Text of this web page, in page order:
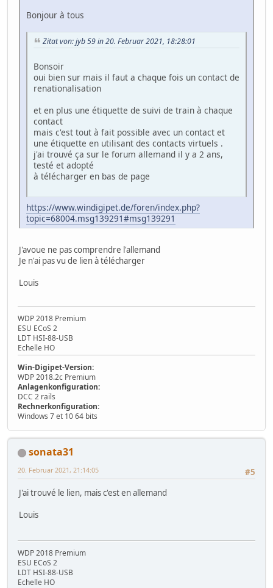
Bonjour à tous
Zitat von: jyb 59 in 20. Februar 2021, 18:28:01
Bonsoir
oui bien sur mais il faut a chaque fois un contact de
renationalisation
et en plus une étiquette de suivi de train à chaque
contact
mais c'est tout à fait possible avec un contact et
une étiquette en utilisant des contacts virtuels .
j'ai trouvé ça sur le forum allemand il y a 2 ans,
testé et adopté
à télécharger en bas de page
https://www.windigipet.de/foren/index.php?
topic=68004.msg139291#msg139291
J'avoue ne pas comprendre l'allemand
Je n'ai pas vu de lien à télécharger
Louis
WDP 2018 Premium
ESU ECoS 2
LDT HSI-88-USB
Echelle HO
Win-Digipet-Version:
WDP 2018.2c Premium
Anlagenkonfiguration:
DCC 2 rails
Rechnerkonfiguration:
Windows 7 et 10 64 bits
sonata31
#5
20. Februar 2021, 21:14:05
J'ai trouvé le lien, mais c'est en allemand
Louis
WDP 2018 Premium
ESU ECoS 2
LDT HSI-88-USB
Echelle HO